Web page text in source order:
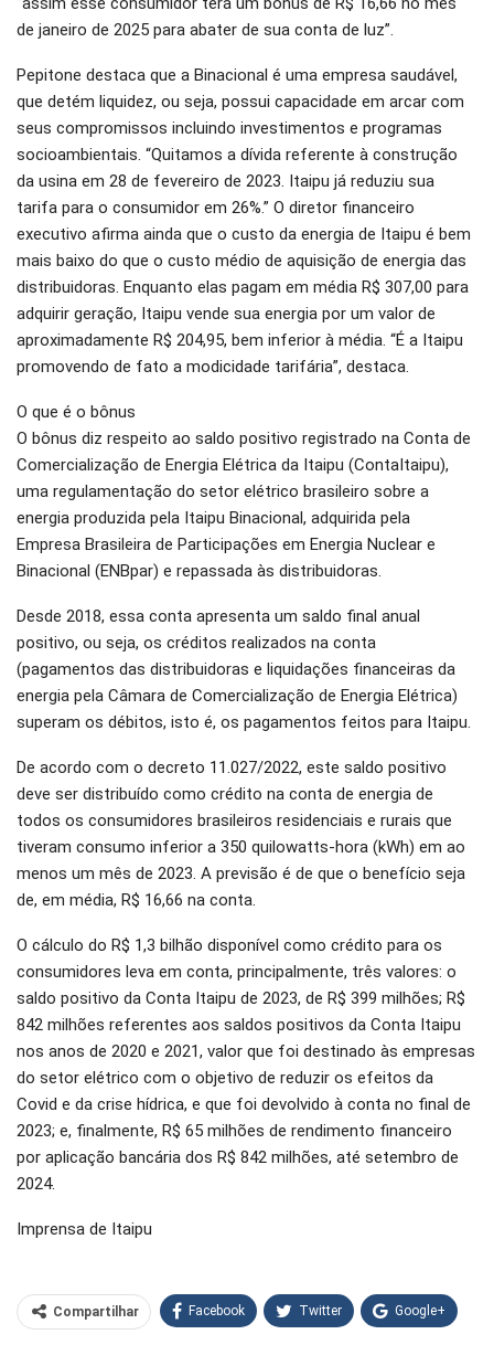
de janeiro de 2025 para abater de sua conta de luz”.
Pepitone destaca que a Binacional é uma empresa saudável,
que detém liquidez, ou seja, possui capacidade em arcar com
seus compromissos incluindo investimentos e programas
socioambientais. “Quitamos a dívida referente à construção
da usina em 28 de fevereiro de 2023. Itaipu já reduziu sua
tarifa para o consumidor em 26%.” O diretor financeiro
executivo afirma ainda que o custo da energia de Itaipu é bem
mais baixo do que o custo médio de aquisição de energia das
distribuidoras. Enquanto elas pagam em média R$ 307,00 para
adquirir geração, Itaipu vende sua energia por um valor de
aproximadamente R$ 204,95, bem inferior à média. “É a Itaipu
promovendo de fato a modicidade tarifária”, destaca.
O que é o bônus
O bônus diz respeito ao saldo positivo registrado na Conta de
Comercialização de Energia Elétrica da Itaipu (ContaItaipu),
uma regulamentação do setor elétrico brasileiro sobre a
energia produzida pela Itaipu Binacional, adquirida pela
Empresa Brasileira de Participações em Energia Nuclear e
Binacional (ENBpar) e repassada às distribuidoras.
Desde 2018, essa conta apresenta um saldo final anual
positivo, ou seja, os créditos realizados na conta
(pagamentos das distribuidoras e liquidações financeiras da
energia pela Câmara de Comercialização de Energia Elétrica)
superam os débitos, isto é, os pagamentos feitos para Itaipu.
De acordo com o decreto 11.027/2022, este saldo positivo
deve ser distribuído como crédito na conta de energia de
todos os consumidores brasileiros residenciais e rurais que
tiveram consumo inferior a 350 quilowatts-hora (kWh) em ao
menos um mês de 2023. A previsão é de que o benefício seja
de, em média, R$ 16,66 na conta.
O cálculo do R$ 1,3 bilhão disponível como crédito para os
consumidores leva em conta, principalmente, três valores: o
saldo positivo da Conta Itaipu de 2023, de R$ 399 milhões; R$
842 milhões referentes aos saldos positivos da Conta Itaipu
nos anos de 2020 e 2021, valor que foi destinado às empresas
do setor elétrico com o objetivo de reduzir os efeitos da
Covid e da crise hídrica, e que foi devolvido à conta no final de
2023; e, finalmente, R$ 65 milhões de rendimento financeiro
por aplicação bancária dos R$ 842 milhões, até setembro de
2024.
Imprensa de Itaipu
Compartilhar Facebook Twitter Google+